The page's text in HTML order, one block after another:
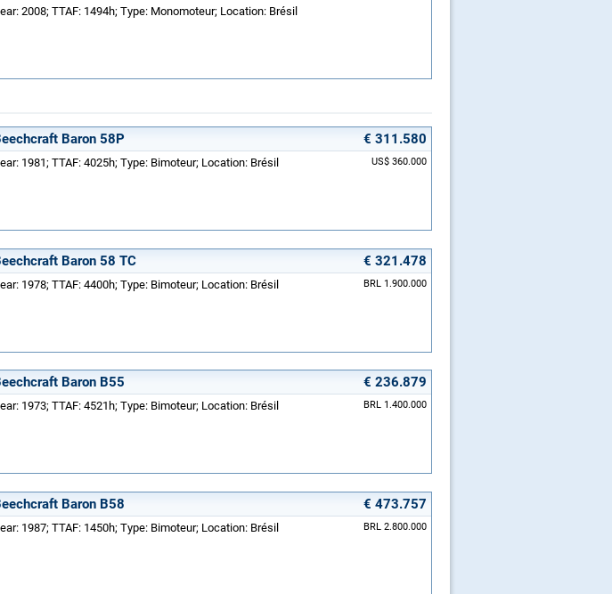
2008; TTAF: 1494h; Type: Monomoteur; Location: Brésil
Baron 58P € 311.580
US$ 360.000
1981; TTAF: 4025h; Type: Bimoteur; Location: Brésil
Baron 58 TC € 321.478
BRL 1.900.000
1978; TTAF: 4400h; Type: Bimoteur; Location: Brésil
Baron B55 € 236.879
BRL 1.400.000
1973; TTAF: 4521h; Type: Bimoteur; Location: Brésil
Baron B58 € 473.757
BRL 2.800.000
1987; TTAF: 1450h; Type: Bimoteur; Location: Brésil